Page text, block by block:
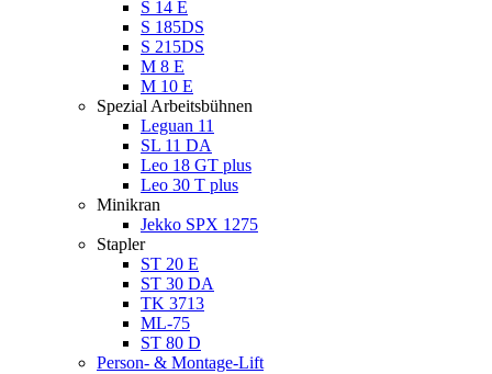
S 14 E
S 185DS
S 215DS
M 8 E
M 10 E
Spezial Arbeitsbühnen
Leguan 11
SL 11 DA
Leo 18 GT plus
Leo 30 T plus
Minikran
Jekko SPX 1275
Stapler
ST 20 E
ST 30 DA
TK 3713
ML-75
ST 80 D
Person- & Montage-Lift